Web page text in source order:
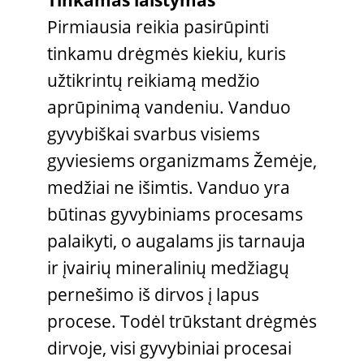
Pirmiausia reikia pasirūpinti
tinkamu drėgmės kiekiu, kuris
užtikrintų reikiamą medžio
aprūpinimą vandeniu. Vanduo
gyvybiškai svarbus visiems
gyviesiems organizmams Žemėje,
medžiai ne išimtis. Vanduo yra
būtinas gyvybiniams procesams
palaikyti, o augalams jis tarnauja
ir įvairių mineralinių medžiagų
pernešimo iš dirvos į lapus
procese. Todėl trūkstant drėgmės
dirvoje, visi gyvybiniai procesai